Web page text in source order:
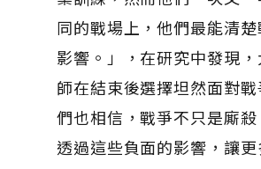
同的戰場上，他們最能清
影響。」，在研究中發現
師在結束後選擇坦然面對
們也相信，戰爭不只是廝
透過這些負面的影響，讓